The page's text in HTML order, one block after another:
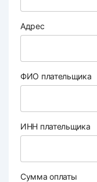
Адрес
ФИО плательщика
ИНН плательщика
Сумма оплаты